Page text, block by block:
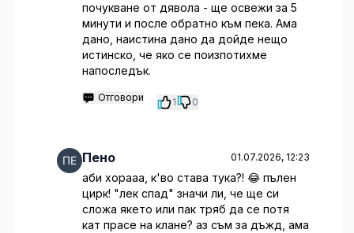
почукване от дявола - ще освежи за 5
минути и после обратно към пекa. Ама
дано, наистина дано да дойде нещо
истинско, че яко се поизпотихме
напоследък.
Отговори 1 0
Пено 01.07.2026, 12:23
аби хорааа, к'во става тука?! 😂 пълен
цирк! "лек спад" значи ли, че ще си
сложа якето или пак тряб да се потя
кат прасе на клане? аз съм за дъжд, ама